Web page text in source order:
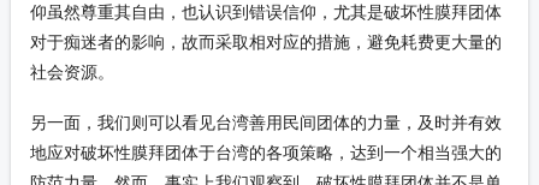
仰虽然尊重其自由，也认识到错误信仰，尤其是破坏性膜拜团体
对于痴迷者的影响，故而采取相对应的措施，避免耗费更大量的
社会资源。
另一面，我们则可以看见台湾善用民间团体的力量，及时并有效
地应对破坏性膜拜团体于台湾的各项策略，达到一个相当强大的